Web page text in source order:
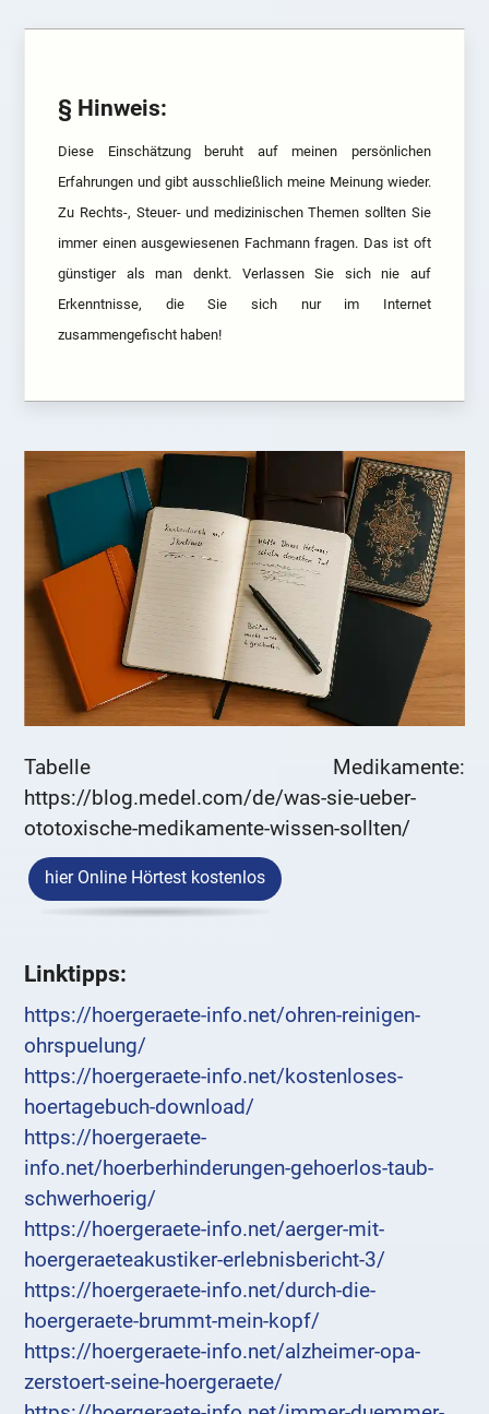
§ Hinweis:
Diese Einschätzung beruht auf meinen persönlichen
Erfahrungen und gibt ausschließlich meine Meinung wieder.
Zu Rechts-, Steuer- und medizinischen Themen sollten Sie
immer einen ausgewiesenen Fachmann fragen. Das ist oft
günstiger als man denkt. Verlassen Sie sich nie auf
Erkenntnisse, die Sie sich nur im Internet
zusammengefischt haben!
Tabelle Medikamente:
https://blog.medel.com/de/was-sie-ueber-
ototoxische-medikamente-wissen-sollten/
hier Online Hörtest kostenlos
Linktipps:
https://hoergeraete-info.net/ohren-reinigen-
ohrspuelung/
https://hoergeraete-info.net/kostenloses-
hoertagebuch-download/
https://hoergeraete-
info.net/hoerberhinderungen-gehoerlos-taub-
schwerhoerig/
https://hoergeraete-info.net/aerger-mit-
hoergeraeteakustiker-erlebnisbericht-3/
https://hoergeraete-info.net/durch-die-
hoergeraete-brummt-mein-kopf/
https://hoergeraete-info.net/alzheimer-opa-
zerstoert-seine-hoergeraete/